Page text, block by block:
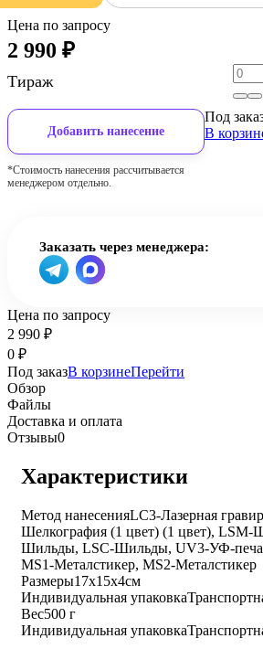
Цена по запросу
2 990 ₽
Тираж
Добавить нанесение
*Стоимость нанесения рассчитывается
менеджером отдельно.
Под
В
Заказать через менеджера:
Цена по запросу
2 990 ₽
0 ₽
Под заказВ корзинеПерейти
Обзор
Файлы
Доставка и оплата
Отзывы0
Характеристики
Метод нанесенияLC3-Лазерная
Шелкография (1 цвет) (1 цвет),
Шильды, LSC-Шильды, UV3-УФ-
MS1-Металстикер, MS2-Металстикер
Размеры17х15х4см
Индивидуальная упаковка
Вес500 г
Индивидуальная упаковка